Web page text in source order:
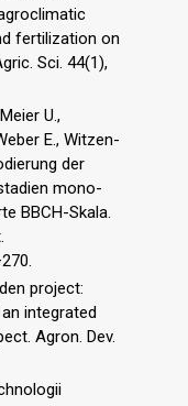
fertilization on
Sci. 44(1),
U.,
E., Witzen-
der
mono-
BBCH-Skala.
project:
integrated
Agron. Dev.